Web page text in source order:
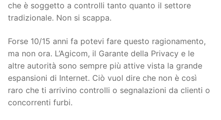
che è soggetto a controlli tanto quanto il settore
tradizionale. Non si scappa.
Forse 10/15 anni fa potevi fare questo ragionamento,
ma non ora. L’Agicom, il Garante della Privacy e le
altre autorità sono sempre più attive vista la grande
espansioni di Internet. Ciò vuol dire che non è così
raro che ti arrivino controlli o segnalazioni da clienti o
concorrenti furbi.